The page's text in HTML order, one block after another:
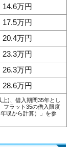
14.6万円
17.5万円
20.4万円
23.3万円
26.3万円
28.6万円
)、借入期間35年とし
フラット35の借入限度
収から計算）
」を参